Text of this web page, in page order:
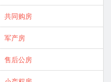
共同购房
军产房
售后公房